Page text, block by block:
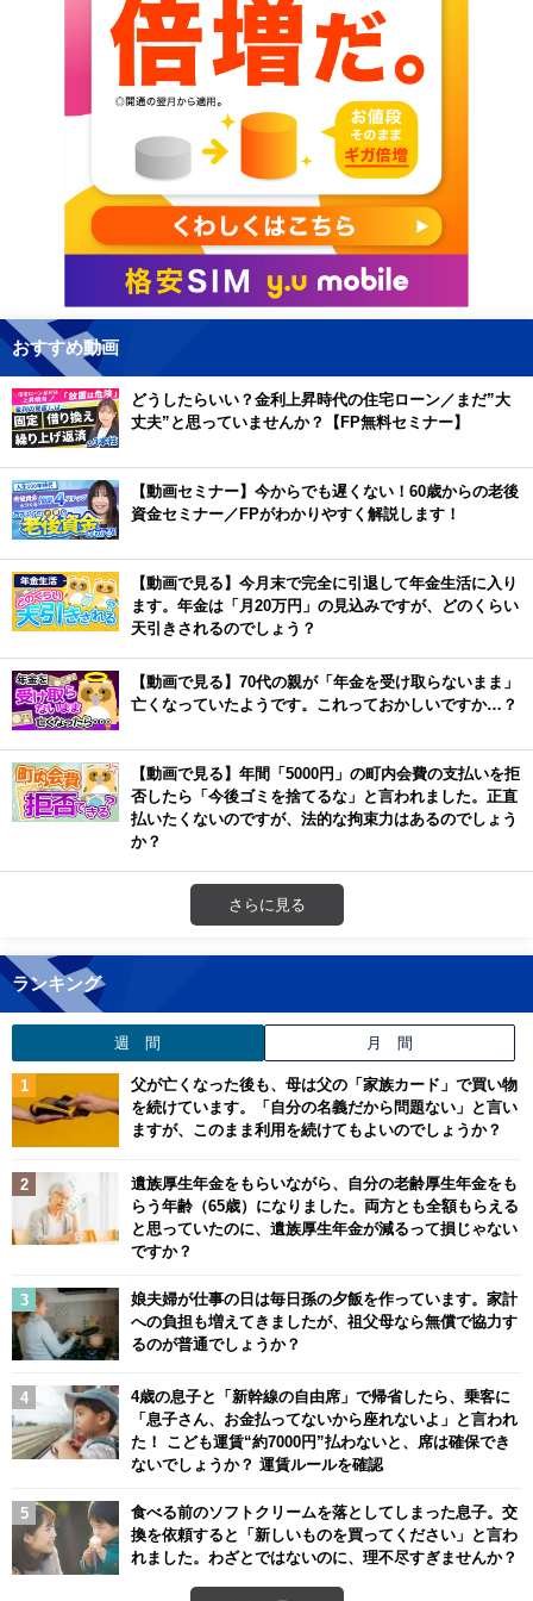
おすすめ動画
どうしたらいい？金利上昇時代の住宅ローン／まだ”大
丈夫”と思っていませんか？【FP無料セミナー】
【動画セミナー】今からでも遅くない！60歳からの老後
資金セミナー／FPがわかりやすく解説します！
【動画で見る】今月末で完全に引退して年金生活に入り
ます。年金は「月20万円」の見込みですが、どのくらい
天引きされるのでしょう？
【動画で見る】70代の親が「年金を受け取らないまま」
亡くなっていたようです。これっておかしいですか…？
【動画で見る】年間「5000円」の町内会費の支払いを拒
否したら「今後ゴミを捨てるな」と言われました。正直
払いたくないのですが、法的な拘束力はあるのでしょう
か？
さらに見る
ランキング
週 間 月 間
父が亡くなった後も、母は父の「家族カード」で買い物
を続けています。「自分の名義だから問題ない」と言い
ますが、このまま利用を続けてもよいのでしょうか？
遺族厚生年金をもらいながら、自分の老齢厚生年金をも
らう年齢（65歳）になりました。両方とも全額もらえる
と思っていたのに、遺族厚生年金が減るって損じゃない
ですか？
娘夫婦が仕事の日は毎日孫の夕飯を作っています。家計
への負担も増えてきましたが、祖父母なら無償で協力す
るのが普通でしょうか？
4歳の息子と「新幹線の自由席」で帰省したら、乗客に
「息子さん、お金払ってないから座れないよ」と言われ
た！ こども運賃“約7000円”払わないと、席は確保でき
ないでしょうか？ 運賃ルールを確認
食べる前のソフトクリームを落としてしまった息子。交
換を依頼すると「新しいものを買ってください」と言わ
れました。わざとではないのに、理不尽すぎませんか？